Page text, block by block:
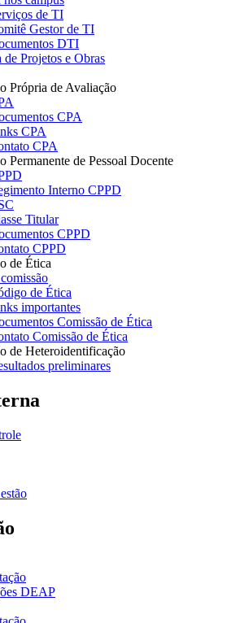
de TI
Gestor de TI
DTI
Projetos e Obras
Própria de Avaliação
CPA
CPA
CPA
Permanente de Pessoal Docente
Interno CPPD
Titular
CPPD
CPPD
de Ética
de Ética
importantes
Comissão de Ética
Comissão de Ética
de Heteroidentificação
preliminares
DEAP